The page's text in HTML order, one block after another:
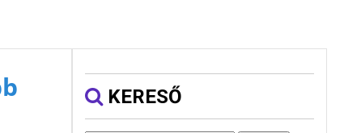
KERESŐ